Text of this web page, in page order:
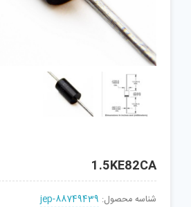
1.5KE82CA
شناسه محصول: jep-88749439